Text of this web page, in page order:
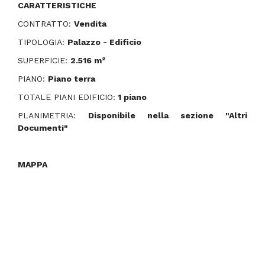
CARATTERISTICHE
CONTRATTO: Vendita
TIPOLOGIA: Palazzo - Edificio
SUPERFICIE: 2.516 m²
PIANO: Piano terra
TOTALE PIANI EDIFICIO: 1 piano
PLANIMETRIA: Disponibile nella sezione "Altri
Documenti"
MAPPA